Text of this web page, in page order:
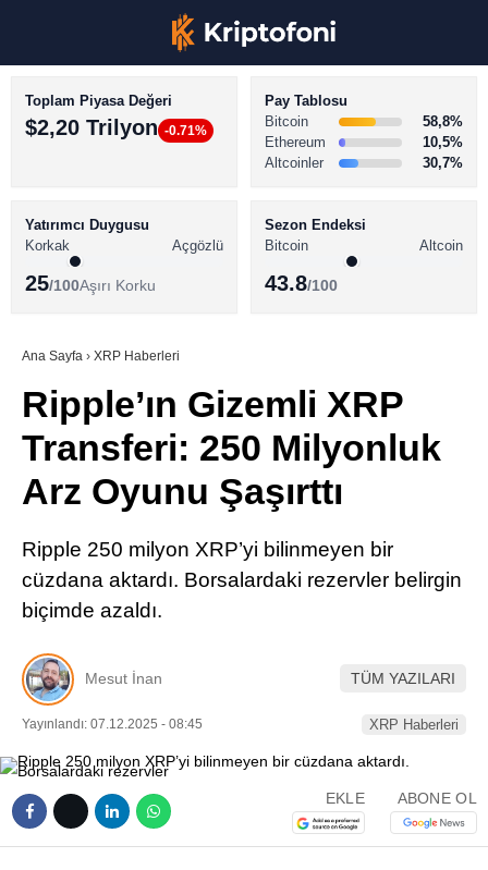
Youtube
TikTok
LinkedIn
BİTCOİN HABERLERİ
ALTCOİN HABERLERİ
SÖZLÜK
Toplam Piyasa Değeri
$2,20 Trilyon -0.71%
Pay Tablosu
Bitcoin
58,8%
Ethereum
10,5%
Altcoinler
30,7%
Yatırımcı Duygusu
Korkak
Açgözlü
25/100Aşırı Korku
Sezon Endeksi
Bitcoin
Altcoin
43.8/100
Ana Sayfa › XRP Haberleri
Ripple’ın Gizemli XRP
Transferi: 250 Milyonluk
Arz Oyunu Şaşırttı
Ripple 250 milyon XRP’yi bilinmeyen bir
cüzdana aktardı. Borsalardaki rezervler belirgin
biçimde azaldı.
Mesut İnan TÜM YAZILARI
Yayınlandı: 07.12.2025 - 08:45 XRP Haberleri
EKLE ABONE OL